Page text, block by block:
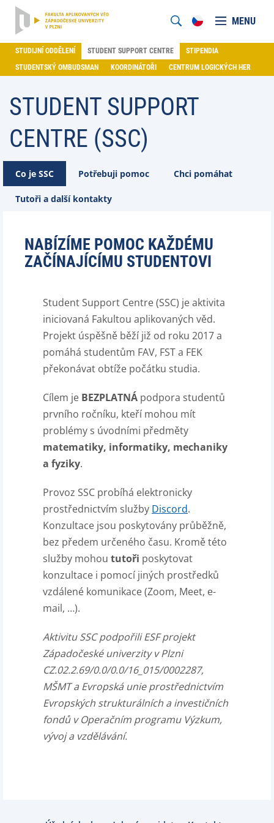
MENU
STUDIJNÍ ODDĚLENÍ STUDENT SUPPORT CENTRE
STIPENDIA
STUDENTSKÝ OMBUDSMAN
KOORDINÁTOŘI CENTRUM LOGICKÝCH HER
STUDENT SUPPORT
CENTRE (SSC)
Co je SSC Potřebuji pomoc Chci pomáhat
Tutoři a další kontakty
NABÍZÍME POMOC KAŽDÉMU
ZAČÍNAJÍCÍMU STUDENTOVI
Student Support Centre (SSC) je aktivita
iniciovaná Fakultou aplikovaných věd.
Projekt úspěšně běží již od roku 2017 a
pomáhá studentům FAV, FST a FEK
překonávat obtíže počátku studia.
Cílem je BEZPLATNÁ podpora studentů
prvního ročníku, kteří mohou mít
problémy s úvodními předměty
matematiky, informatiky, mechaniky
a fyziky.
Provoz SSC probíhá elektronicky
prostřednictvím služby Discord.
Konzultace jsou poskytovány průběžně,
bez předem určeného času. Kromě této
služby mohou tutoři poskytovat
konzultace i pomocí jiných prostředků
vzdálené komunikace (Zoom, Meet, e-
mail, …).
Aktivitu SSC podpořili ESF projekt
Západočeské univerzity v Plzni
CZ.02.2.69/0.0/0.0/16_015/0002287,
MŠMT a Evropská unie prostřednictvím
Evropských strukturálních a investičních
fondů v Operačním programu Výzkum,
vývoj a vzdělávání.